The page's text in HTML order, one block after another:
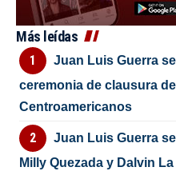
Más leídas
Juan Luis Guerra
ceremonia de clausura
Centroamericanos
Juan Luis Guerra
Milly Quezada y Dalvin